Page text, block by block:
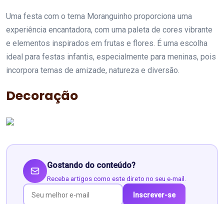
Uma festa com o tema Moranguinho proporciona uma
experiência encantadora, com uma paleta de cores vibrante
e elementos inspirados em frutas e flores. É uma escolha
ideal para festas infantis, especialmente para meninas, pois
incorpora temas de amizade, natureza e diversão.
Decoração
Gostando do conteúdo?
Receba artigos como este direto no seu e-mail.
Inscrever-se